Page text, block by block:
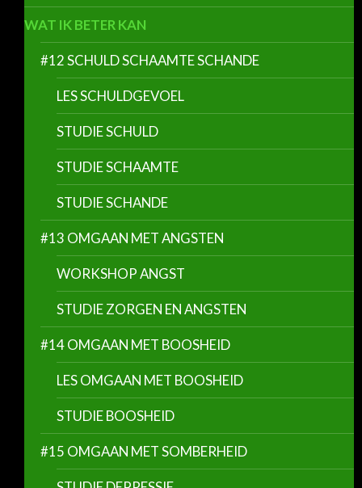
WAT IK BETER KAN
#12 SCHULD SCHAAMTE SCHANDE
LES SCHULDGEVOEL
STUDIE SCHULD
STUDIE SCHAAMTE
STUDIE SCHANDE
#13 OMGAAN MET ANGSTEN
WORKSHOP ANGST
STUDIE ZORGEN EN ANGSTEN
#14 OMGAAN MET BOOSHEID
LES OMGAAN MET BOOSHEID
STUDIE BOOSHEID
#15 OMGAAN MET SOMBERHEID